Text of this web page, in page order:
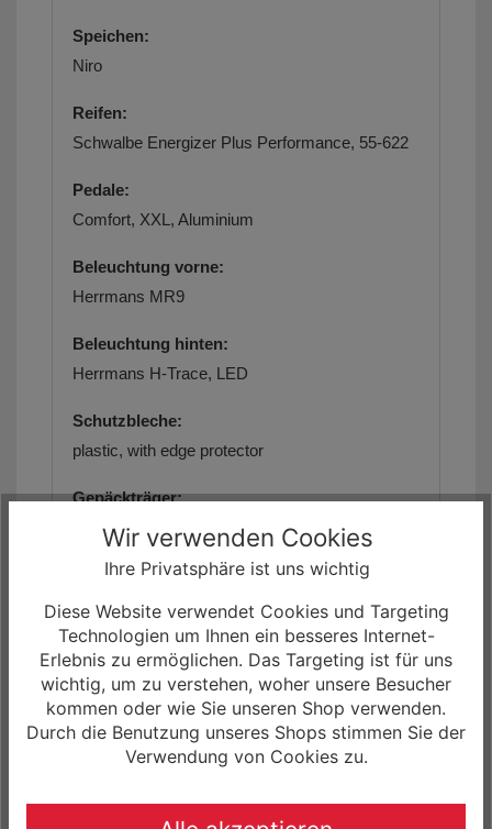
Speichen:
Niro
Reifen:
Schwalbe Energizer Plus Performance, 55-622
Pedale:
Comfort, XXL, Aluminium
Beleuchtung vorne:
Herrmans MR9
Beleuchtung hinten:
Herrmans H-Trace, LED
Schutzbleche:
plastic, with edge protector
Gepäckträger:
MIK HD Rear Carrier
Gewicht:
keine Angaben
max. zulässiges Gesamtgewicht:
ca. 170 kg
Geometriedaten:
siehe Artikelbilder/Artikelbeschreibung
Größe(n):
Wir verwenden Cookies
Ihre Privatsphäre ist uns wichtig
Diese Website verwendet Cookies und Targeting
Technologien um Ihnen ein besseres Internet-
Erlebnis zu ermöglichen. Das Targeting ist für uns
wichtig, um zu verstehen, woher unsere Besucher
kommen oder wie Sie unseren Shop verwenden.
Durch die Benutzung unseres Shops stimmen Sie der
Verwendung von Cookies zu.